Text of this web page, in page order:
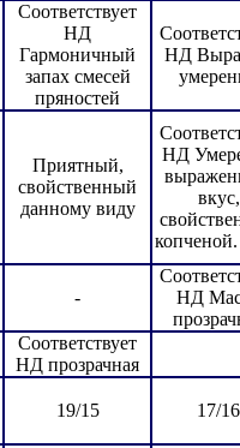
Соответствует
НД
Гармоничный
запах смесей
пряностей
НД
Приятный,
свойственный
данному виду
НД
вкус,
-
НД
Соответствует
НД прозрачная
19/15 17/16